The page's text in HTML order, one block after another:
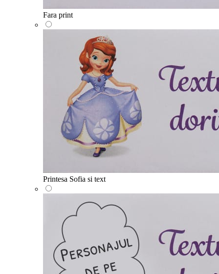
Fara print
Printesa Sofia si text